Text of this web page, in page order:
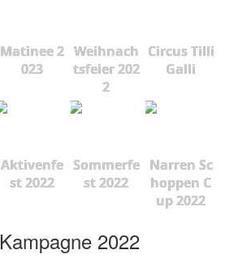
Matinee 2
023
Weihnach
tsfeier 202
2
Circus Tilli
Galli
Aktivenfe
st 2022
Sommerfe
st 2022
Narren Sc
hoppen C
up 2022
Kampagne 2022